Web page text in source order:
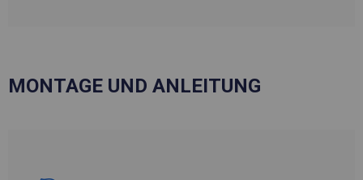
MONTAGE UND ANLEITUNG